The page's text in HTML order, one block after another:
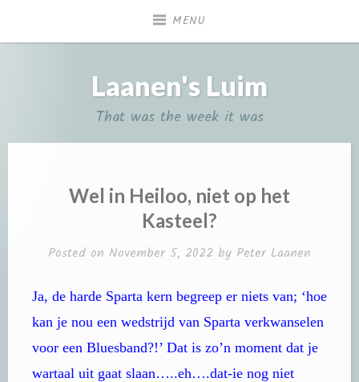
MENU
Laanen's Luim
That was the week it was
Wel in Heiloo, niet op het
Kasteel?
Posted on November 5, 2022 by Peter Laanen
Ja, de harde Sparta kern begreep er niets van; ‘hoe
kan je nou een wedstrijd van Sparta verkwanselen
voor een Bluesband?!’ Dat is zo’n moment dat je
wartaal uit gaat slaan…..eh….dat-ie nog niet